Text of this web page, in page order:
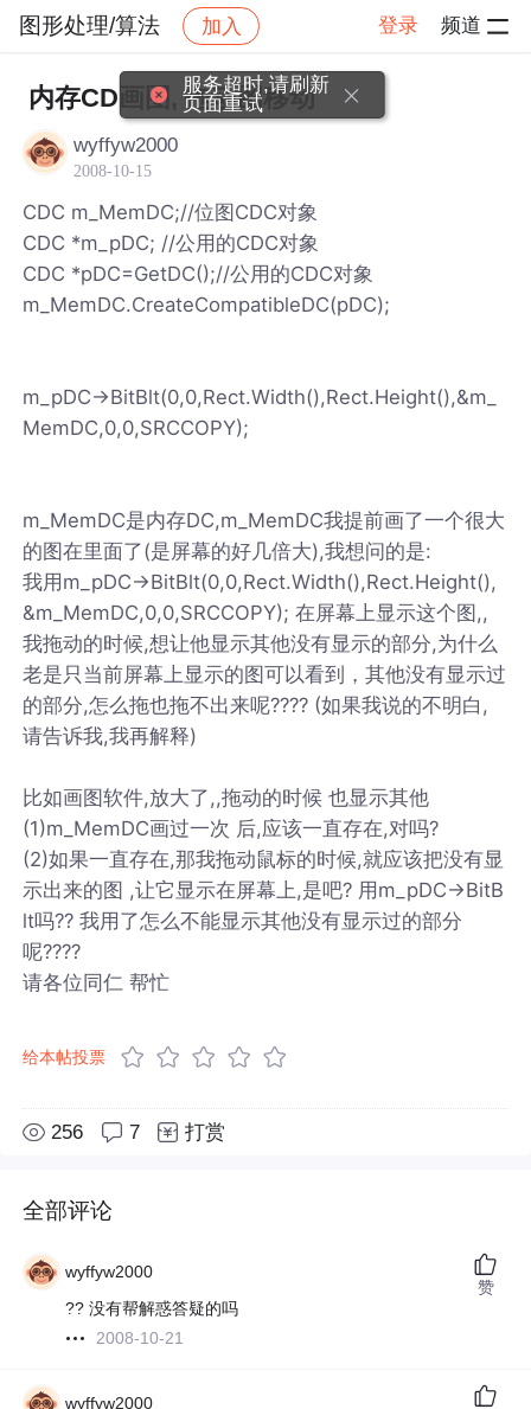
图形处理/算法 加入 登录 频道
社区 图形处理/算法 帖子详情
内存CD画图, 拖动图移动
wyffyw2000
2008-10-15
CDC m_MemDC;//位图CDC对象
CDC *m_pDC; //公用的CDC对象
CDC *pDC=GetDC();//公用的CDC对象
m_MemDC.CreateCompatibleDC(pDC);
m_pDC->BitBlt(0,0,Rect.Width(),Rect.Height(),&m_
MemDC,0,0,SRCCOPY);
m_MemDC是内存DC,m_MemDC我提前画了一个很大
的图在里面了(是屏幕的好几倍大),我想问的是:
我用m_pDC->BitBlt(0,0,Rect.Width(),Rect.Height(),
&m_MemDC,0,0,SRCCOPY); 在屏幕上显示这个图,,
我拖动的时候,想让他显示其他没有显示的部分,为什么
老是只当前屏幕上显示的图可以看到，其他没有显示过
的部分,怎么拖也拖不出来呢???? (如果我说的不明白,
请告诉我,我再解释)
比如画图软件,放大了,,拖动的时候 也显示其他
(1)m_MemDC画过一次 后,应该一直存在,对吗?
(2)如果一直存在,那我拖动鼠标的时候,就应该把没有显
示出来的图 ,让它显示在屏幕上,是吧? 用m_pDC->BitB
lt吗?? 我用了怎么不能显示其他没有显示过的部分
呢????
请各位同仁 帮忙
给本帖投票
256 7 打赏
全部评论
wyffyw2000
?? 没有帮解惑答疑的吗
2008-10-21
赞
wyffyw2000
服务超时,请刷新
页面重试